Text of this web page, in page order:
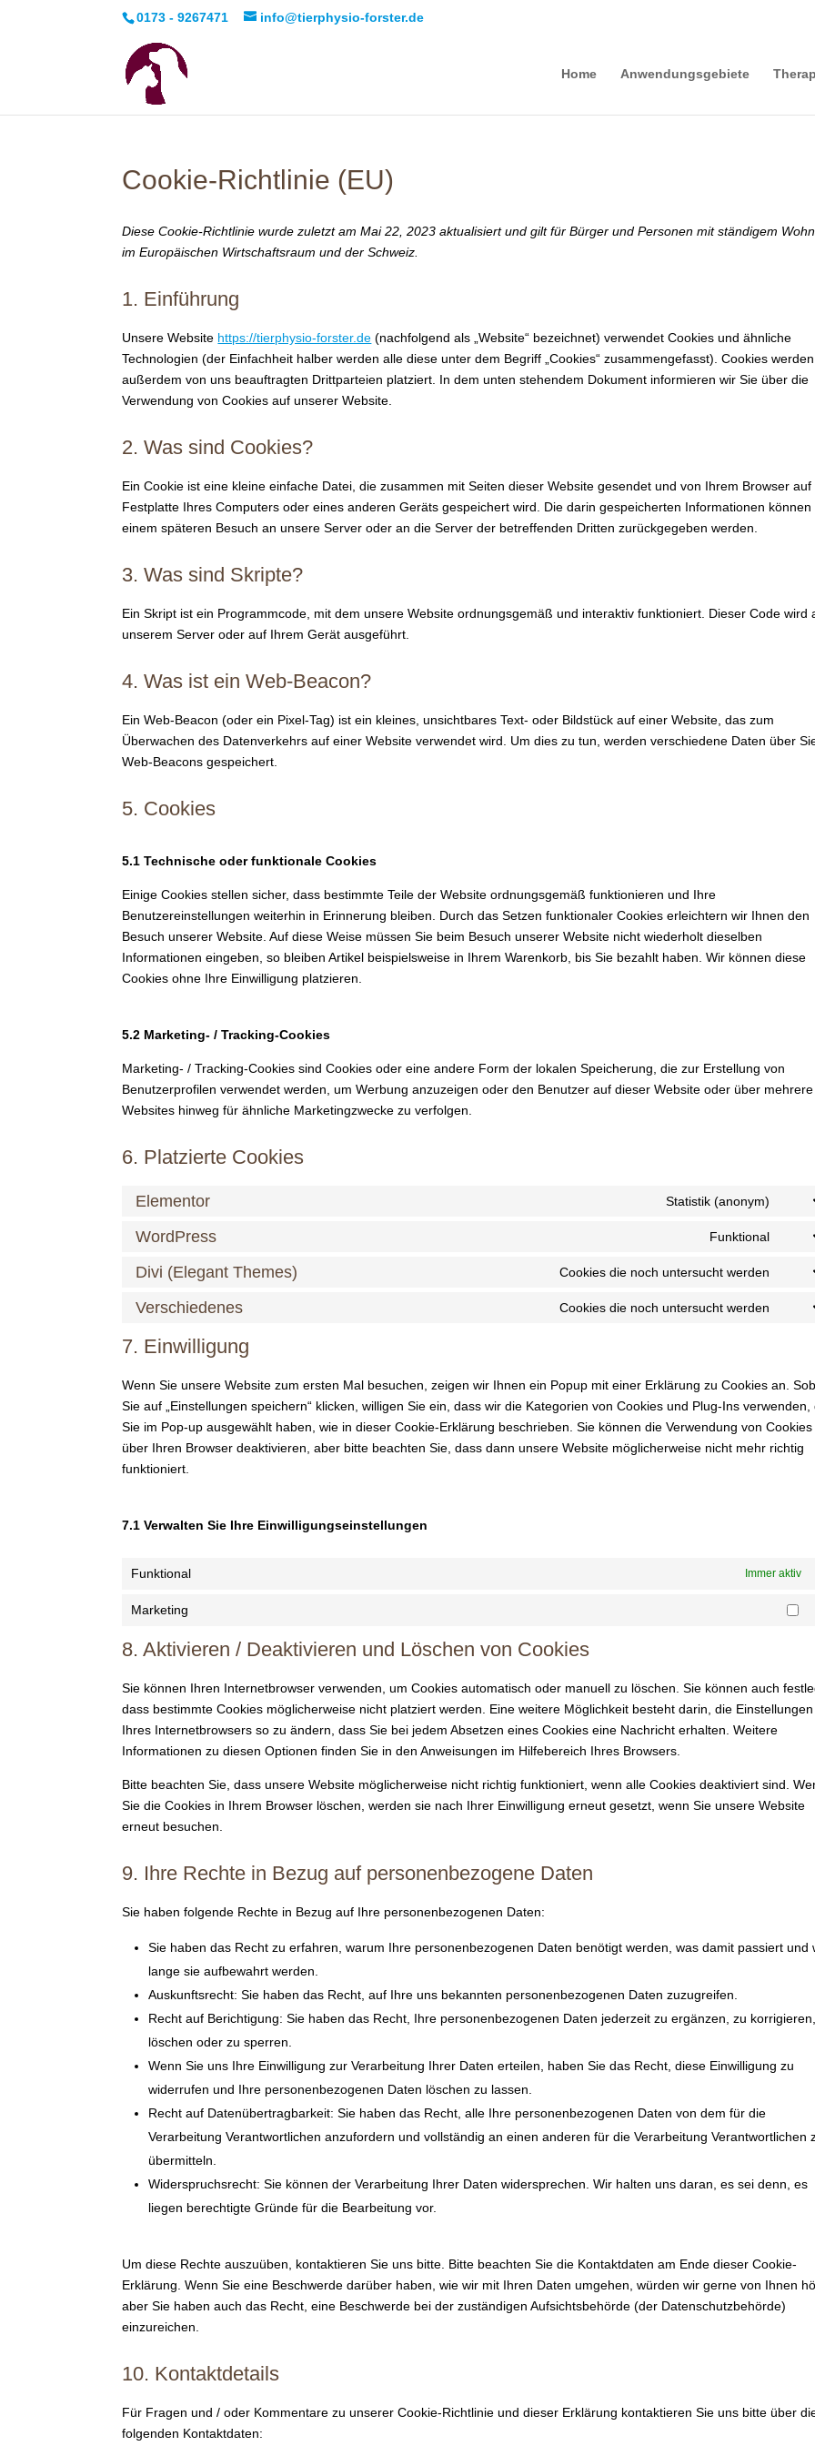
0173 - 9267471 info@tierphysio-forster.de
Home Anwendungsgebiete
Cookie-Richtlinie (EU)
Diese Cookie-Richtlinie wurde zuletzt am Mai 22, 2023 aktualisiert und gilt für Bürger und Personen mit ständigem
im Europäischen Wirtschaftsraum und der Schweiz.
1. Einführung
Unsere Website https://tierphysio-forster.de (nachfolgend als „Website“ bezeichnet) verwendet Cookies und ähnliche
Technologien (der Einfachheit halber werden alle diese unter dem Begriff „Cookies“ zusammengefasst). Cookies werden
außerdem von uns beauftragten Drittparteien platziert. In dem unten stehendem Dokument informieren wir Sie über die
Verwendung von Cookies auf unserer Website.
2. Was sind Cookies?
Ein Cookie ist eine kleine einfache Datei, die zusammen mit Seiten dieser Website gesendet und von Ihrem Browser auf
Festplatte Ihres Computers oder eines anderen Geräts gespeichert wird. Die darin gespeicherten Informationen können
einem späteren Besuch an unsere Server oder an die Server der betreffenden Dritten zurückgegeben werden.
3. Was sind Skripte?
Ein Skript ist ein Programmcode, mit dem unsere Website ordnungsgemäß und interaktiv funktioniert. Dieser Code wird
unserem Server oder auf Ihrem Gerät ausgeführt.
4. Was ist ein Web-Beacon?
Ein Web-Beacon (oder ein Pixel-Tag) ist ein kleines, unsichtbares Text- oder Bildstück auf einer Website, das zum
Überwachen des Datenverkehrs auf einer Website verwendet wird. Um dies zu tun, werden verschiedene Daten über
Web-Beacons gespeichert.
5. Cookies
5.1 Technische oder funktionale Cookies
Einige Cookies stellen sicher, dass bestimmte Teile der Website ordnungsgemäß funktionieren und Ihre
Benutzereinstellungen weiterhin in Erinnerung bleiben. Durch das Setzen funktionaler Cookies erleichtern wir Ihnen den
Besuch unserer Website. Auf diese Weise müssen Sie beim Besuch unserer Website nicht wiederholt dieselben
Informationen eingeben, so bleiben Artikel beispielsweise in Ihrem Warenkorb, bis Sie bezahlt haben. Wir können diese
Cookies ohne Ihre Einwilligung platzieren.
5.2 Marketing- / Tracking-Cookies
Marketing- / Tracking-Cookies sind Cookies oder eine andere Form der lokalen Speicherung, die zur Erstellung von
Benutzerprofilen verwendet werden, um Werbung anzuzeigen oder den Benutzer auf dieser Website oder über mehrere
Websites hinweg für ähnliche Marketingzwecke zu verfolgen.
6. Platzierte Cookies
Elementor Statistik (anonym)
WordPress Funktional
Divi (Elegant Themes) Cookies die noch untersucht werden
Verschiedenes Cookies die noch untersucht werden
7. Einwilligung
Wenn Sie unsere Website zum ersten Mal besuchen, zeigen wir Ihnen ein Popup mit einer Erklärung zu Cookies an.
Sie auf „Einstellungen speichern“ klicken, willigen Sie ein, dass wir die Kategorien von Cookies und Plug-Ins verwenden,
Sie im Pop-up ausgewählt haben, wie in dieser Cookie-Erklärung beschrieben. Sie können die Verwendung von Cookies
über Ihren Browser deaktivieren, aber bitte beachten Sie, dass dann unsere Website möglicherweise nicht mehr richtig
funktioniert.
7.1 Verwalten Sie Ihre Einwilligungseinstellungen
Funktional Immer aktiv
Marketing
8. Aktivieren / Deaktivieren und Löschen von Cookies
Sie können Ihren Internetbrowser verwenden, um Cookies automatisch oder manuell zu löschen. Sie können auch
dass bestimmte Cookies möglicherweise nicht platziert werden. Eine weitere Möglichkeit besteht darin, die Einstellungen
Ihres Internetbrowsers so zu ändern, dass Sie bei jedem Absetzen eines Cookies eine Nachricht erhalten. Weitere
Informationen zu diesen Optionen finden Sie in den Anweisungen im Hilfebereich Ihres Browsers.
Bitte beachten Sie, dass unsere Website möglicherweise nicht richtig funktioniert, wenn alle Cookies deaktiviert sind.
Sie die Cookies in Ihrem Browser löschen, werden sie nach Ihrer Einwilligung erneut gesetzt, wenn Sie unsere Website
erneut besuchen.
9. Ihre Rechte in Bezug auf personenbezogene Daten
Sie haben folgende Rechte in Bezug auf Ihre personenbezogenen Daten:
Sie haben das Recht zu erfahren, warum Ihre personenbezogenen Daten benötigt werden, was damit passiert und
lange sie aufbewahrt werden.
Auskunftsrecht: Sie haben das Recht, auf Ihre uns bekannten personenbezogenen Daten zuzugreifen.
Recht auf Berichtigung: Sie haben das Recht, Ihre personenbezogenen Daten jederzeit zu ergänzen, zu
löschen oder zu sperren.
Wenn Sie uns Ihre Einwilligung zur Verarbeitung Ihrer Daten erteilen, haben Sie das Recht, diese Einwilligung zu
widerrufen und Ihre personenbezogenen Daten löschen zu lassen.
Recht auf Datenübertragbarkeit: Sie haben das Recht, alle Ihre personenbezogenen Daten von dem für die
Verarbeitung Verantwortlichen anzufordern und vollständig an einen anderen für die Verarbeitung Verantwortlichen
übermitteln.
Widerspruchsrecht: Sie können der Verarbeitung Ihrer Daten widersprechen. Wir halten uns daran, es sei denn, es
liegen berechtigte Gründe für die Bearbeitung vor.
Um diese Rechte auszuüben, kontaktieren Sie uns bitte. Bitte beachten Sie die Kontaktdaten am Ende dieser Cookie-
Erklärung. Wenn Sie eine Beschwerde darüber haben, wie wir mit Ihren Daten umgehen, würden wir gerne von Ihnen
aber Sie haben auch das Recht, eine Beschwerde bei der zuständigen Aufsichtsbehörde (der Datenschutzbehörde)
einzureichen.
10. Kontaktdetails
Für Fragen und / oder Kommentare zu unserer Cookie-Richtlinie und dieser Erklärung kontaktieren Sie uns bitte über
folgenden Kontaktdaten: